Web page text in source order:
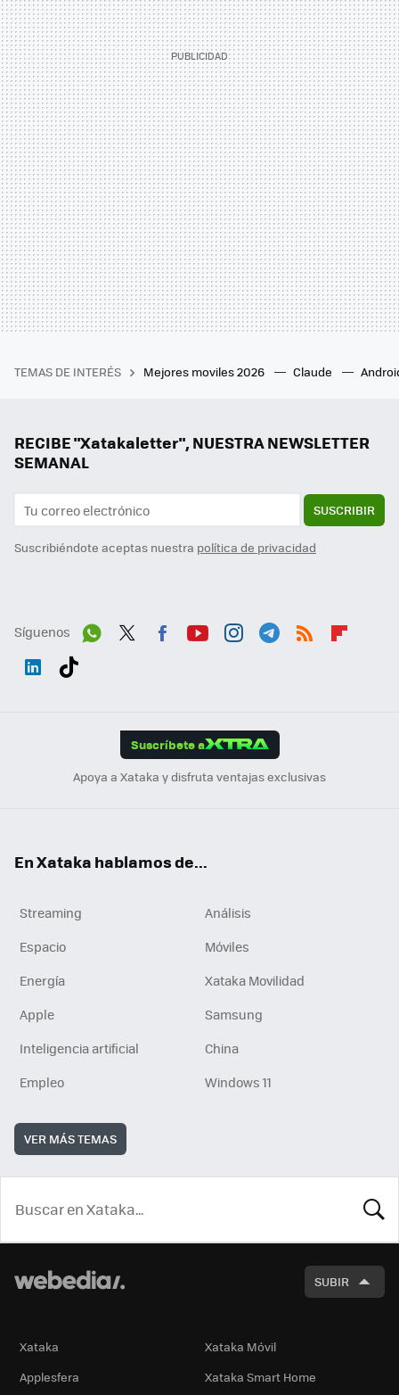
TEMAS DE INTERÉS Mejores moviles 2026 Claude
RECIBE "Xatakaletter", NUESTRA NEWSLETTER
SEMANAL
SUSCRIBIR
Suscribiéndote aceptas nuestra política de privacidad
Síguenos
Suscríbete a
Apoya a Xataka y disfruta ventajas exclusivas
En Xataka hablamos de...
Streaming
Análisis
Espacio
Móviles
Energía
Xataka Movilidad
Apple
Samsung
Inteligencia artificial
China
Empleo
Windows 11
VER MÁS TEMAS
SUBIR
Xataka
Xataka Móvil
Applesfera
Xataka Smart Home